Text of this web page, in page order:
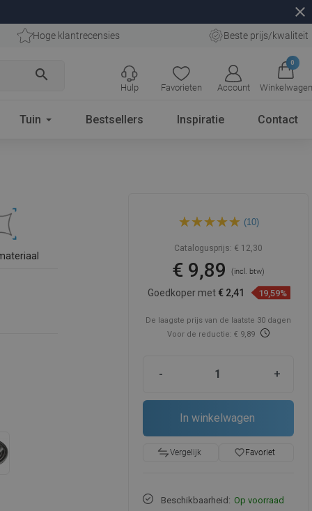
close
Hoge klantrecensies Beste prijs/kwaliteit
search
Favorieten Account
0
Winkelwagen
Hulp
Tuin Bestsellers Inspiratie Contact
Mexen doucheslang 150 cm,
zwart - 79460-70
(10)
Catalogusprijs: € 12,30
€ 9,89(incl. btw)
Goedkoper met € 2,41 19,59%
De laagste prijs van de laatste 30 dagen
Voor de reductie: € 9,89
- +
In winkelwagen
Vergelijk favorite_borderFavoriet
Beschikbaarheid: Op voorraad